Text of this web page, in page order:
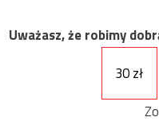
Uważasz, że robimy
30 zł